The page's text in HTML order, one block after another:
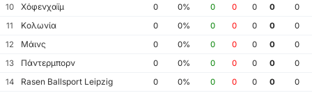
10
Χόφενχαϊμ 0 0% 0 0 0 0
0
11
Κολωνία 0 0% 0 0 0 0
0
12
Μάινς 0 0% 0 0 0 0
0
13
Πάντερμπορν 0 0% 0 0 0 0
0
14
Rasen Ballsport Leipzig 0 0% 0 0 0 0
0